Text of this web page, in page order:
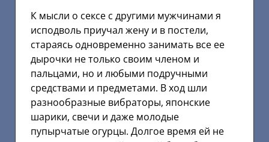
К мысли о сексе с другими мужчинами я
исподволь приучал жену и в постели,
стараясь одновременно занимать все ее
дырочки не только своим членом и
пальцами, но и любыми подручными
средствами и предметами. В ход шли
разнообразные вибраторы, японские
шарики, свечи и даже молодые
пупырчатые огурцы. Долгое время ей не